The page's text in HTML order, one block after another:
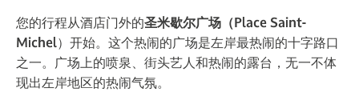
您的行程从酒店门外的圣米歇尔广场（Place Saint-
Michel）开始。这个热闹的广场是左岸最热闹的十字路口
之一。广场上的喷泉、街头艺人和热闹的露台，无一不体
现出左岸地区的热闹气氛。